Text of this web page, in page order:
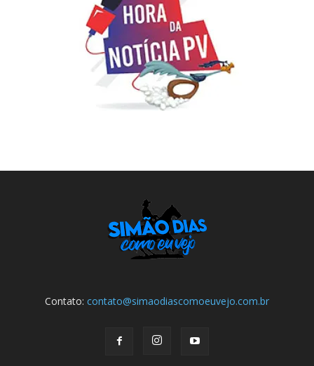
Contato: contato@simaodiascomoeuvejo.com.br